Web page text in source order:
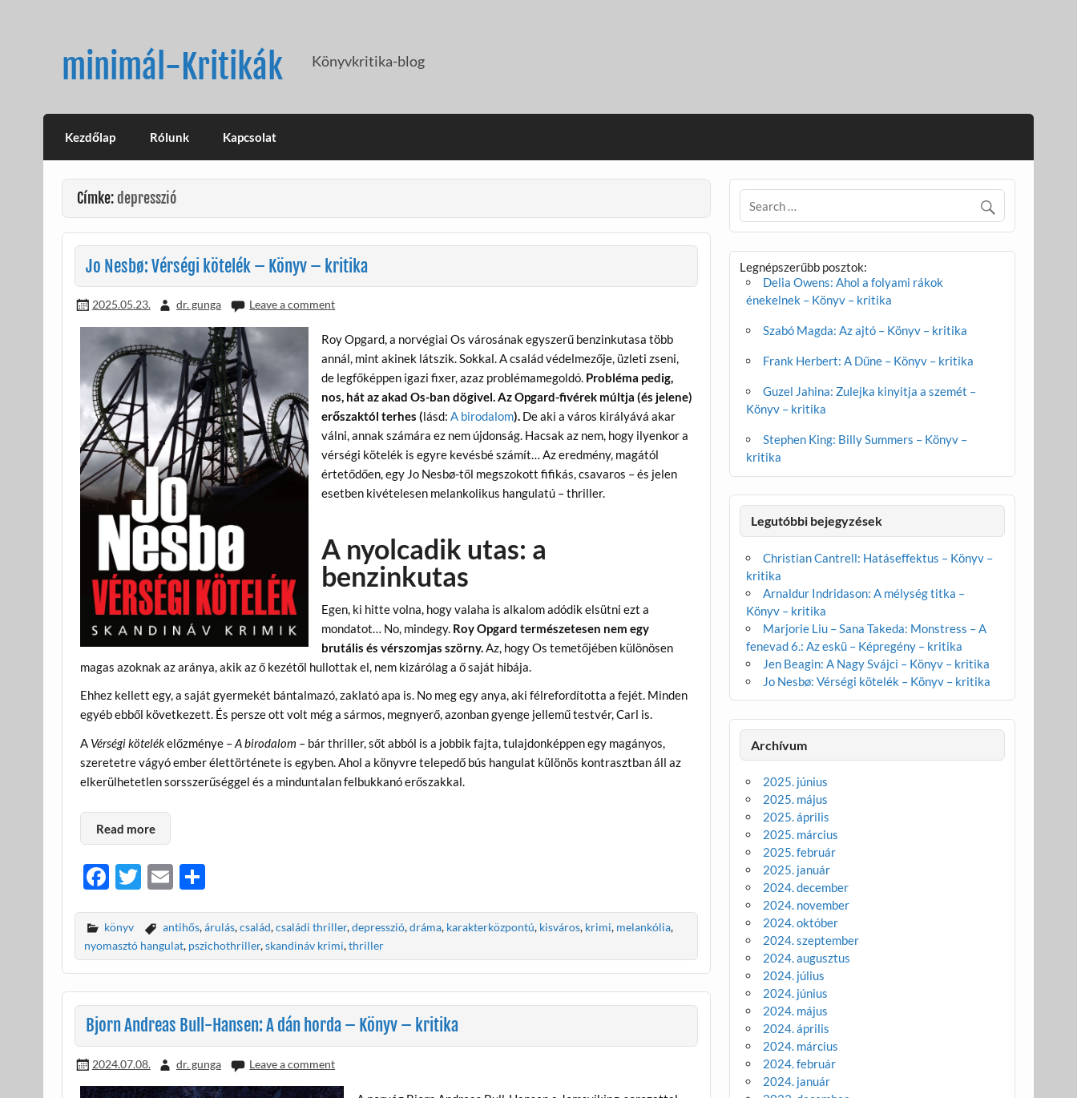
minimál-Kritikák Könyvkritika-blog
Kezdőlap Rólunk Kapcsolat
Címke: depresszió
Jo Nesbø: Vérségi kötelék – Könyv – kritika
2025.05.23. dr. gunga Leave a comment
Roy Opgard, a norvégiai Os városának egyszerű benzinkutasa több
annál, mint akinek látszik. Sokkal. A család védelmezője, üzleti zseni,
de legfőképpen igazi fixer, azaz problémamegoldó. Probléma pedig,
nos, hát az akad Os-ban dögivel. Az Opgard-fivérek múltja (és jelene)
erőszaktól terhes (lásd: A birodalom).De aki a város királyává akar
válni, annak számára ez nem újdonság. Hacsak az nem, hogy ilyenkor a
vérségi kötelék is egyre kevésbé számít… Az eredmény, magától
értetődően, egy Jo Nesbø-től megszokott fifikás, csavaros – és jelen
esetben kivételesen melankolikus hangulatú – thriller.
A nyolcadik utas: a
benzinkutas
Egen, ki hitte volna, hogy valaha is alkalom adódik elsütni ezt a
mondatot… No, mindegy. Roy Opgard természetesen nem egy
brutális és vérszomjas szörny.Az, hogy Os temetőjében különösen
magas azoknak az aránya, akik az ő kezétől hullottak el, nem kizárólag a ő saját hibája.
Ehhez kellett egy, a saját gyermekét bántalmazó, zaklató apa is. No meg egy anya, aki félrefordította a fejét. Minden
egyéb ebből következett. És persze ott volt még a sármos, megnyerő, azonban gyenge jellemű testvér, Carl is.
A Vérségi kötelékelőzménye –A birodalom – bár thriller, sőt abból is a jobbik fajta, tulajdonképpen egy magányos,
szeretetre vágyó ember élettörténete is egyben. Ahol a könyvre telepedő bús hangulat különös kontrasztban áll az
elkerülhetetlen sorsszerűséggel és a minduntalan felbukkanó erőszakkal.
Read more
F
e
b
o
o
k
T
itt
er
E
ail za
m
e
g
könyv antihős,árulás,család,családi thriller,depresszió,dráma, karakterközpontú, kisváros, krimi, melankólia,
nyomasztó hangulat, pszichothriller,skandináv krimi,thriller
Bjorn Andreas Bull-Hansen: A dán horda – Könyv – kritika
2024.07.08. dr. gunga Leave a comment
Legnépszerűbb posztok:
Delia Owens: Ahol a folyami rákok
énekelnek – Könyv – kritika
Szabó Magda: Az ajtó – Könyv – kritika
Frank Herbert: A Dűne – Könyv – kritika
Guzel Jahina: Zulejka kinyitja a szemét –
Könyv – kritika
Stephen King: Billy Summers – Könyv –
kritika
Legutóbbi bejegyzések
Christian Cantrell: Hatáseffektus – Könyv –
kritika
Arnaldur Indridason: A mélység titka –
Könyv – kritika
Marjorie Liu – Sana Takeda: Monstress – A
fenevad 6.: Az eskü – Képregény – kritika
Jen Beagin: A Nagy Svájci – Könyv – kritika
Jo Nesbø: Vérségi kötelék – Könyv – kritika
Archívum
2025. június
2025. május
2025. április
2025. március
2025. február
2025. január
2024. december
2024. november
2024. október
2024. szeptember
2024. augusztus
2024. július
2024. június
2024. május
2024. április
2024. március
2024. február
2024. január